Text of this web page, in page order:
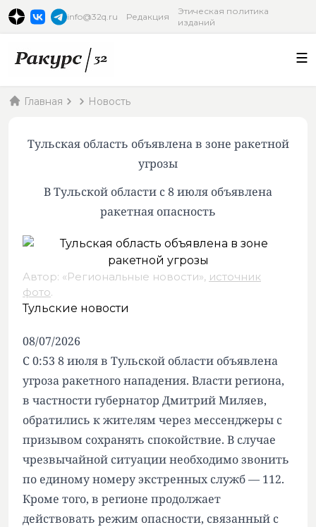
info@32q.ru Редакция
Этическая политика
изданий
Главная Новость
Тульская область объявлена в зоне ракетной
угрозы
В Тульской области с 8 июля объявлена
ракетная опасность
Автор: «Региональные новости», источник
фото.
Тульские новости
08/07/2026
С 0:53 8 июля в Тульской области объявлена
угроза ракетного нападения. Власти региона,
в частности губернатор Дмитрий Миляев,
обратились к жителям через мессенджеры с
призывом сохранять спокойствие. В случае
чрезвычайной ситуации необходимо звонить
по единому номеру экстренных служб — 112.
Кроме того, в регионе продолжает
действовать режим опасности, связанный с